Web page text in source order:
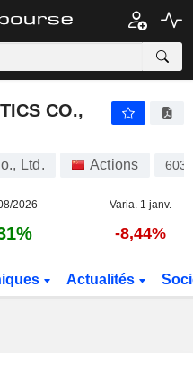
CO.,
Ltd. Actions
2026 Varia. 1 janv.
-8,44%
Actualités